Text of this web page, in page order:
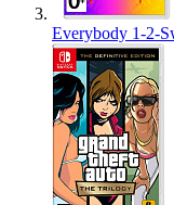
Everybody 1-2-